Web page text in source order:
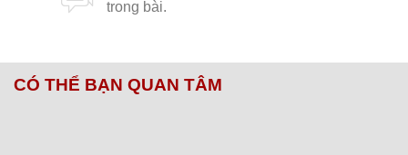
CÓ THỂ BẠN QUAN TÂM